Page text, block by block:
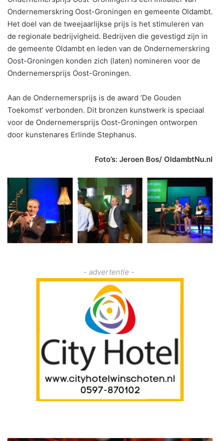
Ondernemerskring Oost-Groningen en gemeente Oldambt.
Het doel van de tweejaarlijkse prijs is het stimuleren van
de regionale bedrijvigheid. Bedrijven die gevestigd zijn in
de gemeente Oldambt en leden van de Ondernemerskring
Oost-Groningen konden zich (laten) nomineren voor de
Ondernemersprijs Oost-Groningen.
Aan de Ondernemersprijs is de award ‘De Gouden
Toekomst’ verbonden. Dit bronzen kunstwerk is speciaal
voor de Ondernemersprijs Oost-Groningen ontworpen
door kunstenares Erlinde Stephanus.
Foto’s: Jeroen Bos/ OldambtNu.nl
- advertentie -